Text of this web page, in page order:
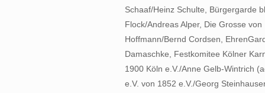
Schaaf/Heinz Schulte, Bürgergarde
Flock/Andreas Alper, Die Grosse
Hoffmann/Bernd Cordsen,
Damaschke, Festkomitee Kölner
1900 Köln e.V./Anne Gelb-Wintrich
e.V. von 1852 e.V./Georg